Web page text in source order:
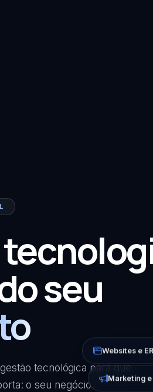
seu
tecnológica para que
o seu negócio.
Websites e
Marketing e